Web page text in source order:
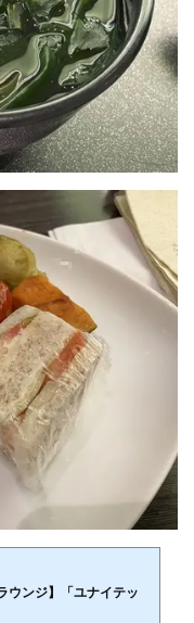
ウンジ】「ユナイテッ